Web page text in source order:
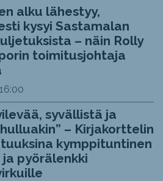
alku lähestyy,
kysyi Sastamalan
– näin Rolly
toimitusjohtaja
16:00
syvällistä ja
– Kirjakorttelin
kymppituntinen
pyörälenkki